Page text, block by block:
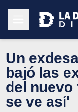
Un
bajó las
del nuevo
se ve así'